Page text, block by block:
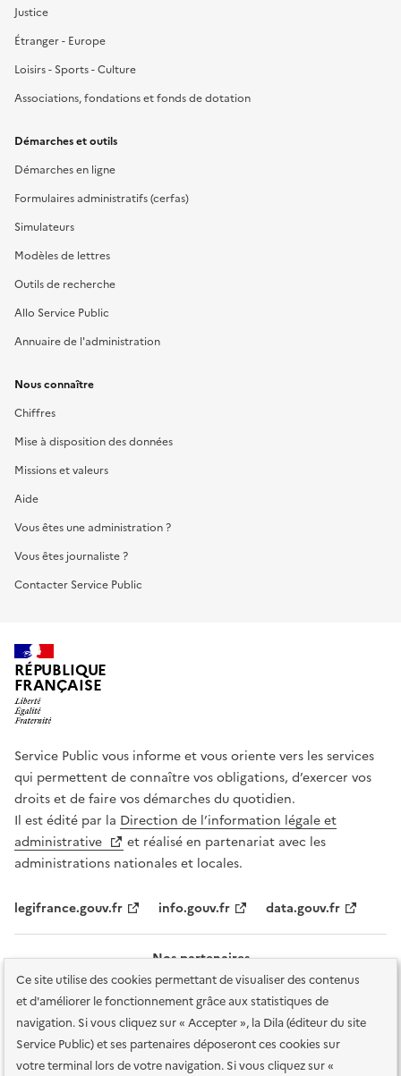
Ce site utilise des cookies permettant de visualiser des contenus
et d'améliorer le fonctionnement grâce aux statistiques de
navigation. Si vous cliquez sur « Accepter », la Dila (éditeur du site
Service Public) et ses partenaires déposeront ces cookies sur
votre terminal lors de votre navigation. Si vous cliquez sur «
Justice
Étranger - Europe
Loisirs - Sports - Culture
Associations, fondations et fonds de dotation
Démarches et outils
Démarches en ligne
Formulaires administratifs (cerfas)
Simulateurs
Modèles de lettres
Outils de recherche
Allo Service Public
Annuaire de l'administration
Nous connaître
Chiffres
Mise à disposition des données
Missions et valeurs
Aide
Vous êtes une administration ?
Vous êtes journaliste ?
Contacter Service Public
RÉPUBLIQUE
FRANÇAISE
Service Public vous informe et vous oriente vers les services
qui permettent de connaître vos obligations, d’exercer vos
droits et de faire vos démarches du quotidien.
Il est édité par la Direction de l’information légale et
administrative
et réalisé en partenariat avec les
administrations nationales et locales.
legifrance.gouv.fr info.gouv.fr data.gouv.fr
Nos partenaires
Plan du site Accessibilité : totalement conforme Accessibilité des